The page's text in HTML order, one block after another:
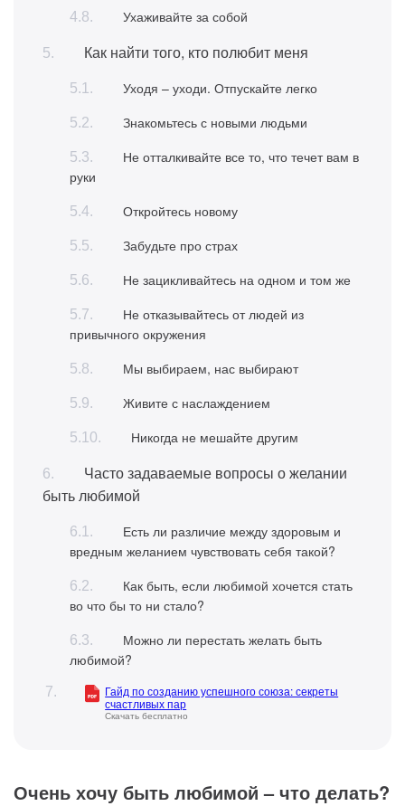
Ухаживайте за собой
Как найти того, кто полюбит меня
Уходя – уходи. Отпускайте легко
Знакомьтесь с новыми людьми
Не отталкивайте все то, что течет вам в
руки
Откройтесь новому
Забудьте про страх
Не зацикливайтесь на одном и том же
Не отказывайтесь от людей из
привычного окружения
Мы выбираем, нас выбирают
Живите с наслаждением
Никогда не мешайте другим
Часто задаваемые вопросы о желании
быть любимой
Есть ли различие между здоровым и
вредным желанием чувствовать себя такой?
Как быть, если любимой хочется стать
во что бы то ни стало?
Можно ли перестать желать быть
любимой?
Гайд по созданию успешного союза: секреты
счастливых пар
Скачать бесплатно
Очень хочу быть любимой – что делать?